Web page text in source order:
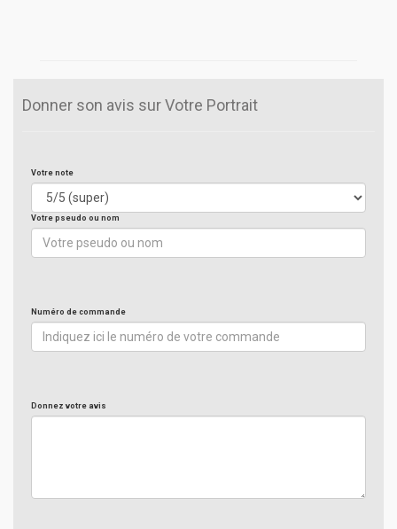
Donner son avis sur Votre Portrait
Votre note
Votre pseudo ou nom
Numéro de commande
Donnez votre avis